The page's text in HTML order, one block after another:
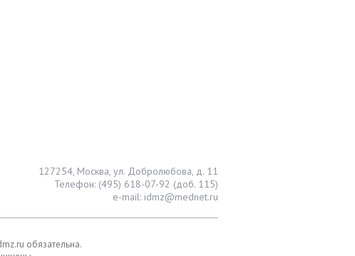
127254, Москва, ул. Добролюбова, д. 11
Телефон: (495) 618-07-92 (доб. 115)
e-mail: idmz@mednet.ru
обязательна.